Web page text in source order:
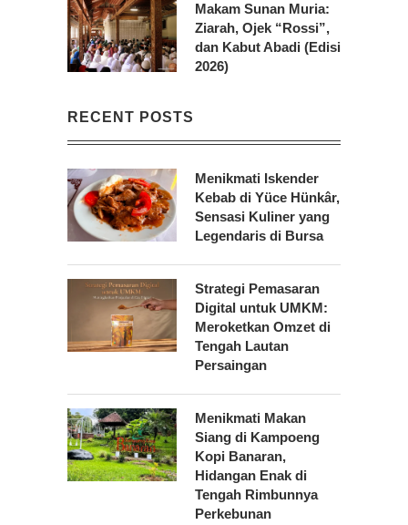
Makam Sunan Muria:
Ziarah, Ojek “Rossi”,
dan Kabut Abadi (Edisi
2026)
RECENT POSTS
Menikmati Iskender
Kebab di Yüce Hünkâr,
Sensasi Kuliner yang
Legendaris di Bursa
Strategi Pemasaran
Digital untuk UMKM:
Meroketkan Omzet di
Tengah Lautan
Persaingan
Menikmati Makan
Siang di Kampoeng
Kopi Banaran,
Hidangan Enak di
Tengah Rimbunnya
Perkebunan